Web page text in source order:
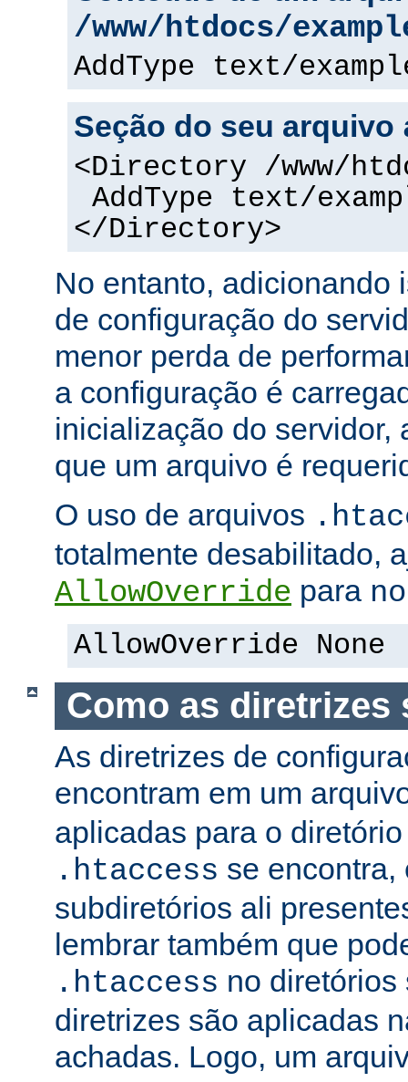
/www/htdocs/
AddType text/
Seção do seu arquivo
<Directory /www/
AddType text/
</Directory>
No entanto, adicionando
de configuração do
menor perda de
a configuração é
inicialização do servidor,
que um arquivo é
O uso de arquivos
totalmente desabilitado,
AllowOverride para
AllowOverride None
Como as diretrizes
As diretrizes de
encontram em um
aplicadas para o
.htaccess se encontra,
subdiretórios ali
lembrar também que
.htaccess no diretórios
diretrizes são aplicadas
achadas. Logo, um